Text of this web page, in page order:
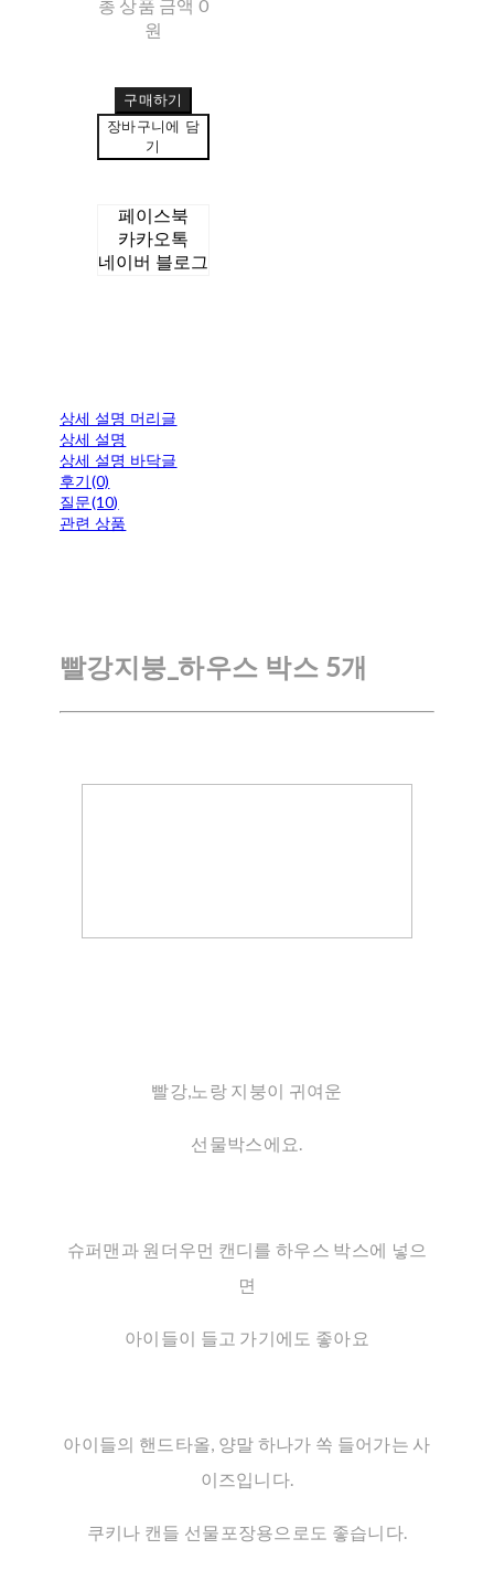
총 상품 금액 0
원
구매하기
장바구니에 담
기
페이스북
카카오톡
네이버 블로그
상세 설명 머리글
상세 설명
상세 설명 바닥글
후기(0)
질문(10)
관련 상품
빨강지붕_하우스 박스 5개
빨강,노랑 지붕이 귀여운
선물박스에요.
슈퍼맨과 원더우먼 캔디를 하우스 박스에 넣으
면
아이들이 들고 가기에도 좋아요
아이들의 핸드타올, 양말 하나가 쏙 들어가는 사
이즈입니다.
쿠키나 캔들 선물포장용으로도 좋습니다.